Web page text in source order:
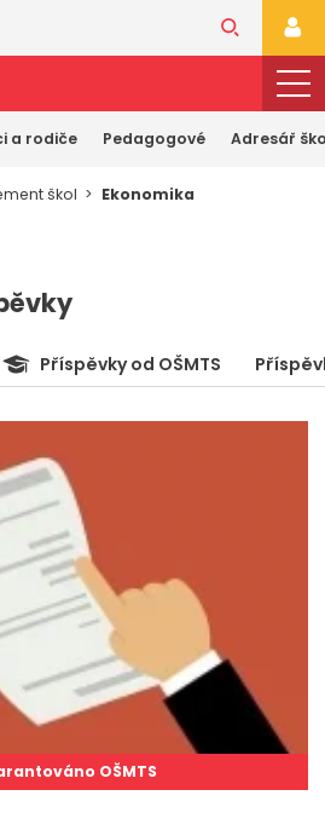
a rodiče Pedagogové Adresář
škol Ekonomika
Příspěvky od OŠMTS
OŠMTS